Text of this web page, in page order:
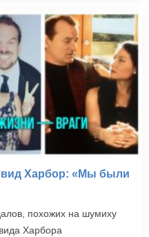
Харбор: «Мы были
похожих на шумиху
Харбора